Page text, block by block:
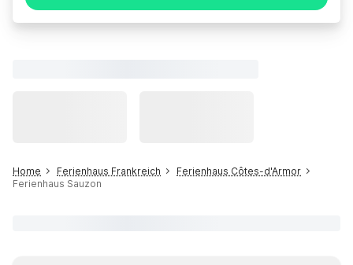
Home Ferienhaus Frankreich
Ferienhaus Côtes-d'Armor
Ferienhaus Sauzon